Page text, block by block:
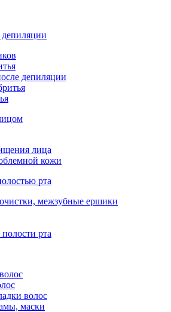
депиляции
депиляции
лица
кожи
рта
межзубные ершики
рта
волос
маски